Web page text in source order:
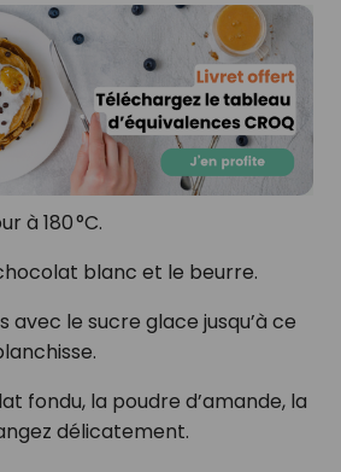
à 180 °C.
blanc et le beurre.
le sucre glace jusqu’à ce
fondu, la poudre d’amande, la
délicatement.